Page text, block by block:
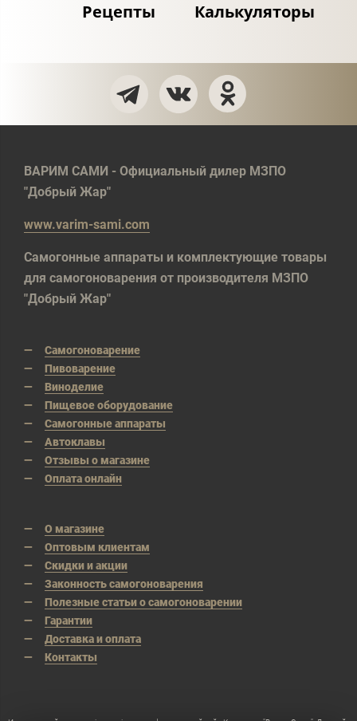
Рецепты Калькуляторы
ВАРИМ САМИ - Официальный дилер МЗПО
"Добрый Жар"
www.varim-sami.com
Самогонные аппараты и комплектующие товары
для самогоноварения от производителя МЗПО
"Добрый Жар"
Самогоноварение
Пивоварение
Виноделие
Пищевое оборудование
Самогонные аппараты
Автоклавы
Отзывы о магазине
Оплата онлайн
О магазине
Оптовым клиентам
Скидки и акции
Законность самогоноварения
Полезные статьи о самогоноварении
Гарантии
Доставка и оплата
Контакты